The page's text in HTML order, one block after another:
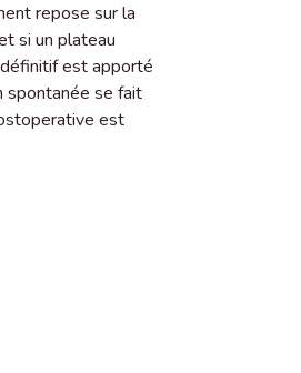
repose sur la
si un plateau
est apporté
spontanée se fait
est